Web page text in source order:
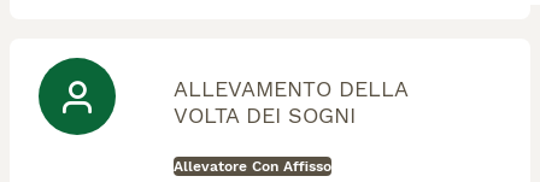
ALLEVAMENTO DELLA
VOLTA DEI SOGNI
Allevatore Con Affisso